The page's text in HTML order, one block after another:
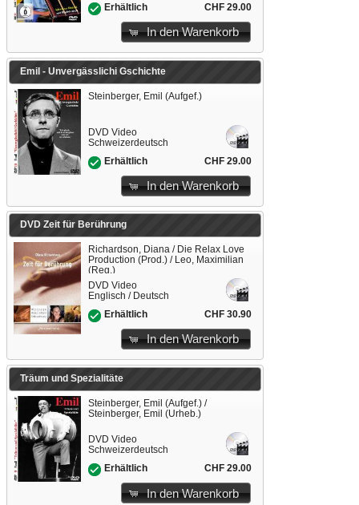
Erhältlich
CHF 29.00
In den Warenkorb
Emil - Unvergässlichi Gschichte
Steinberger, Emil (Aufgef.)
DVD Video
Schweizerdeutsch
Erhältlich
CHF 29.00
In den Warenkorb
DVD Zeit für Berührung
Richardson, Diana / Die Relax Love
Production (Prod.) / Leo, Maximilian
(Reg.)
DVD Video
Englisch / Deutsch
Erhältlich
CHF 30.90
In den Warenkorb
Träum und Spezialitäte
Steinberger, Emil (Aufgef.) /
Steinberger, Emil (Urheb.)
DVD Video
Schweizerdeutsch
Erhältlich
CHF 29.00
In den Warenkorb